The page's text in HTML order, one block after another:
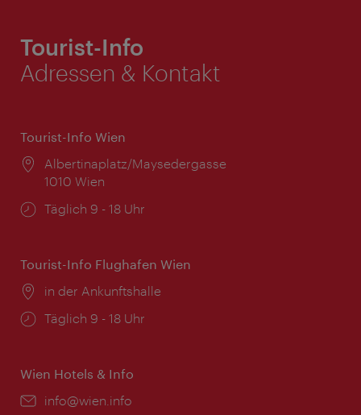
Tourist-Info
Adressen & Kontakt
Tourist-Info Wien
Ort:
Albertinaplatz/Maysedergasse
1010 Wien
Öffnungszeiten:
Täglich 9 - 18 Uhr
Tourist-Info Flughafen Wien
Ort:
in der Ankunftshalle
Öffnungszeiten:
Täglich 9 - 18 Uhr
Wien Hotels & Info
Email:
info@wien.info